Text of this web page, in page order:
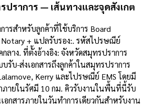
ราการ — เส้นทางและจุดสังเกต
รสำหรับลูกค้าที่ใช้บริการ Board
+ แปลรับรอง:. รหัสไปรษณีย์
ลาง. ที่ตั้งอ้างอิง: จังหวัดสมุทรปราการ
รับ-ส่งเอกสารถึงลูกค้าในสมุทรปราการ
Kerry และไปรษณีย์ EMS โดยมี
ภายในรัศมี 10 กม. คิวรับงานในพื้นที่นี้รับ
อกสารภายในวันทำการเดียวกันสำหรับงาน